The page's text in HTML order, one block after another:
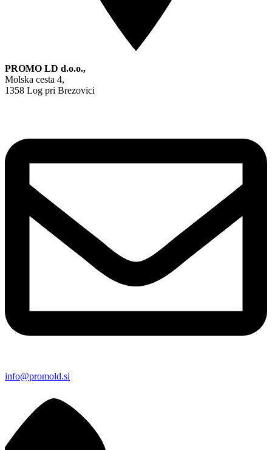
PROMO LD d.o.o.,
Molska cesta 4,
1358 Log pri Brezovici
info@promold.si